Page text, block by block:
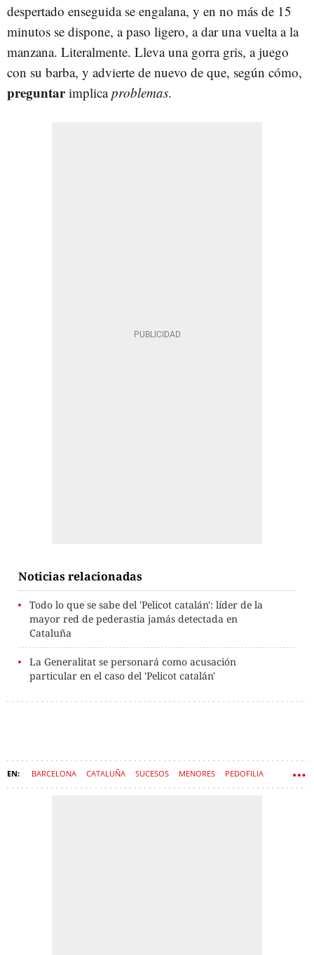
despertado enseguida se engalana, y en no más de 15
minutos se dispone, a paso ligero, a dar una vuelta a la
manzana. Literalmente. Lleva una gorra gris, a juego
con su barba, y advierte de nuevo de que, según cómo,
preguntarimplicaproblemas.
Noticias relacionadas
Todo lo que se sabe del 'Pelicot catalán': líder de la
mayor red de pederastia jamás detectada en
Cataluña
La Generalitat se personará como acusación
particular en el caso del 'Pelicot catalán'
BARCELONA CATALUÑA SUCESOS MENORES PEDOFILIA